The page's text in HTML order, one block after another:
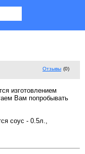
Отзывы (0)
изготовлением
Вам попробывать
соус - 0.5л.,